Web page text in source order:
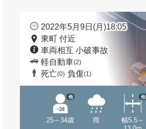
2022年5月9日(月)18:05
東町 付近
車両相互 小破事故
軽自動車(2)
死亡(0) 負傷(1)
25～34歳
他
雨
幅5.5～
他